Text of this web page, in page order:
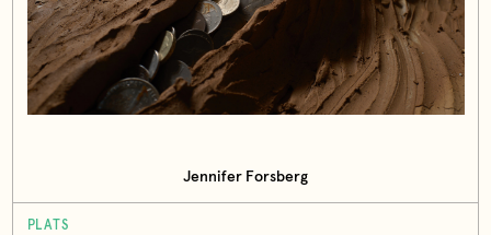
Jennifer Forsberg
PLATS